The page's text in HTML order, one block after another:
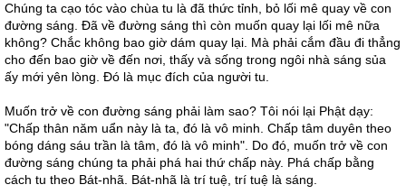
Chúng ta cạo tóc vào chùa tu là đã thức tỉnh, bỏ lối mê quay về con
đường sáng. Đã về đường sáng thì còn muốn quay lại lối mê nữa
không? Chắc không bao giờ dám quay lại. Mà phải cắm đầu đi thẳng
cho đến bao giờ về đến nơi, thấy và sống trong ngôi nhà sáng sủa
ấy mới yên lòng. Đó là mục đích của người tu.
Muốn trở về con đường sáng phải làm sao? Tôi nói lại Phật dạy:
"Chấp thân năm uẩn này là ta, đó là vô minh. Chấp tâm duyên theo
bóng dáng sáu trần là tâm, đó là vô minh". Do đó, muốn trở về con
đường sáng chúng ta phải phá hai thứ chấp này. Phá chấp bằng
cách tu theo Bát-nhã. Bát-nhã là trí tuệ, trí tuệ là sáng.